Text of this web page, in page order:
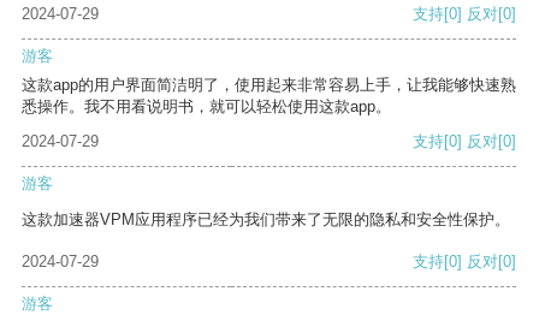
2024-07-29
支持[0] 反对[0]
游客
这款app的用户界面简洁明了，使用起来非常容易上手，让我能够快速熟
悉操作。我不用看说明书，就可以轻松使用这款app。
2024-07-29
支持[0] 反对[0]
游客
这款加速器VPM应用程序已经为我们带来了无限的隐私和安全性保护。
2024-07-29 支持[0] 反对[0]
游客